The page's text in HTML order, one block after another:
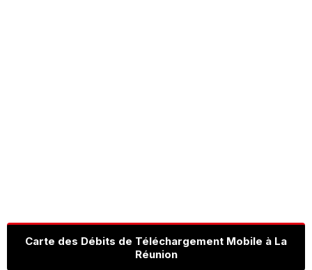
Carte des Débits de Téléchargement Mobile à La
Réunion